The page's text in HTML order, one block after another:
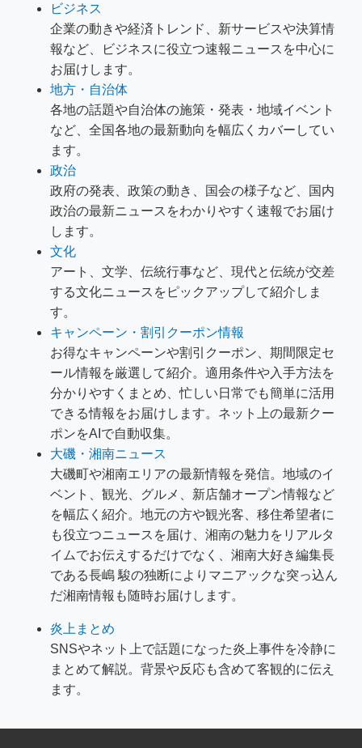
ビジネス
企業の動きや経済トレンド、新サービスや決算情
報など、ビジネスに役立つ速報ニュースを中心に
お届けします。
地方・自治体
各地の話題や自治体の施策・発表・地域イベント
など、全国各地の最新動向を幅広くカバーしてい
ます。
政治
政府の発表、政策の動き、国会の様子など、国内
政治の最新ニュースをわかりやすく速報でお届け
します。
文化
アート、文学、伝統行事など、現代と伝統が交差
する文化ニュースをピックアップして紹介しま
す。
キャンペーン・割引クーポン情報
お得なキャンペーンや割引クーポン、期間限定セ
ール情報を厳選して紹介。適用条件や入手方法を
分かりやすくまとめ、忙しい日常でも簡単に活用
できる情報をお届けします。ネット上の最新クー
ポンをAIで自動収集。
大磯・湘南ニュース
大磯町や湘南エリアの最新情報を発信。地域のイ
ベント、観光、グルメ、新店舗オープン情報など
を幅広く紹介。地元の方や観光客、移住希望者に
も役立つニュースを届け、湘南の魅力をリアルタ
イムでお伝えするだけでなく、湘南大好き編集長
である長嶋 駿の独断によりマニアックな突っ込ん
だ湘南情報も随時お届けします。
炎上まとめ
SNSやネット上で話題になった炎上事件を冷静に
まとめて解説。背景や反応も含めて客観的に伝え
ます。